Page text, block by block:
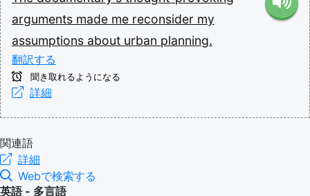
arguments made me reconsider my
assumptions about urban planning.
翻訳する
聞き取れるようになる
詳細
関連語
詳細
Webで検索する
英語 - 多言語